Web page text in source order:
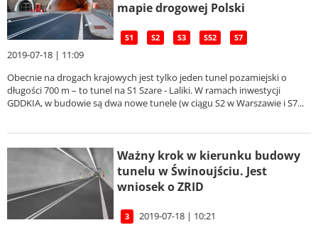
mapie drogowej Polski
S1 S2 S3 S52 S7
2019-07-18 | 11:09
Obecnie na drogach krajowych jest tylko jeden tunel pozamiejski o
długości 700 m – to tunel na S1 Szare - Laliki. W ramach inwestycji
GDDKIA, w budowie są dwa nowe tunele (w ciągu S2 w Warszawie i S7...
Ważny krok w kierunku budowy
tunelu w Świnoujściu. Jest
wniosek o ZRID
3 2019-07-18 | 10:21